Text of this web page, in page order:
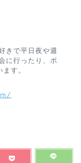
きで平日夜や週
に行ったり、ボ
す。